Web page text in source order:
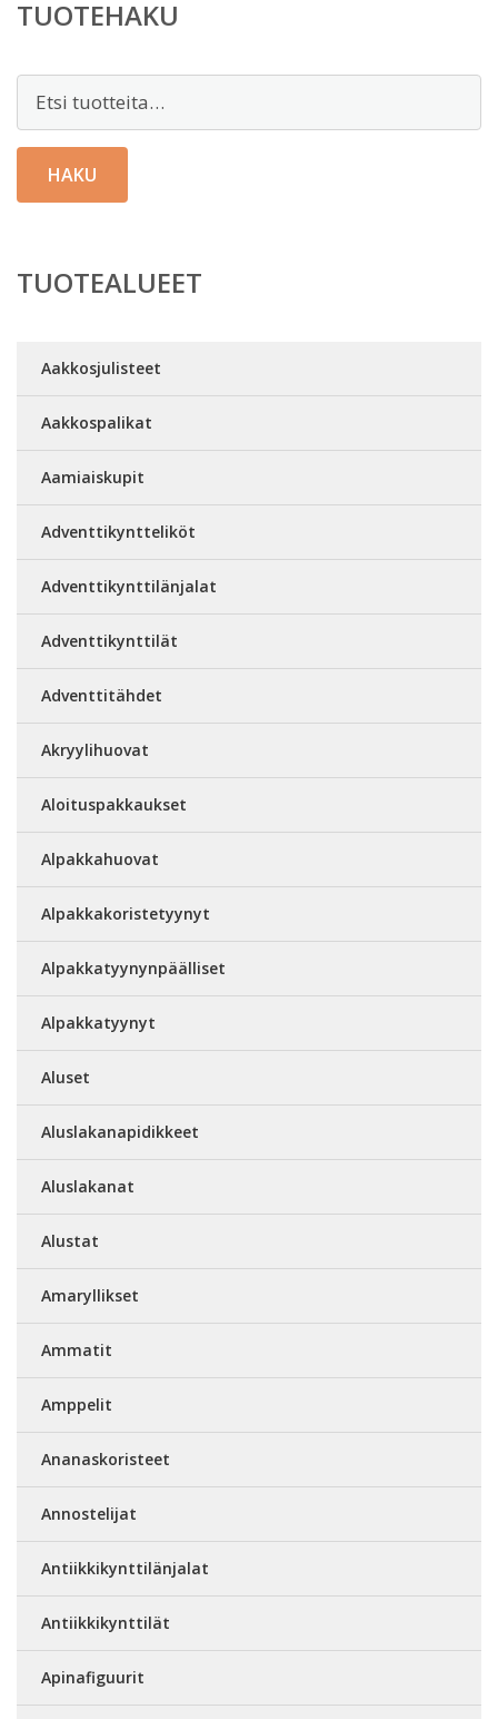
TUOTEHAKU
Etsi:
HAKU
TUOTEALUEET
Aakkosjulisteet
Aakkospalikat
Aamiaiskupit
Adventtikyntteliköt
Adventtikynttilänjalat
Adventtikynttilät
Adventtitähdet
Akryylihuovat
Aloituspakkaukset
Alpakkahuovat
Alpakkakoristetyynyt
Alpakkatyynynpäälliset
Alpakkatyynyt
Aluset
Aluslakanapidikkeet
Aluslakanat
Alustat
Amaryllikset
Ammatit
Amppelit
Ananaskoristeet
Annostelijat
Antiikkikynttilänjalat
Antiikkikynttilät
Apinafiguurit